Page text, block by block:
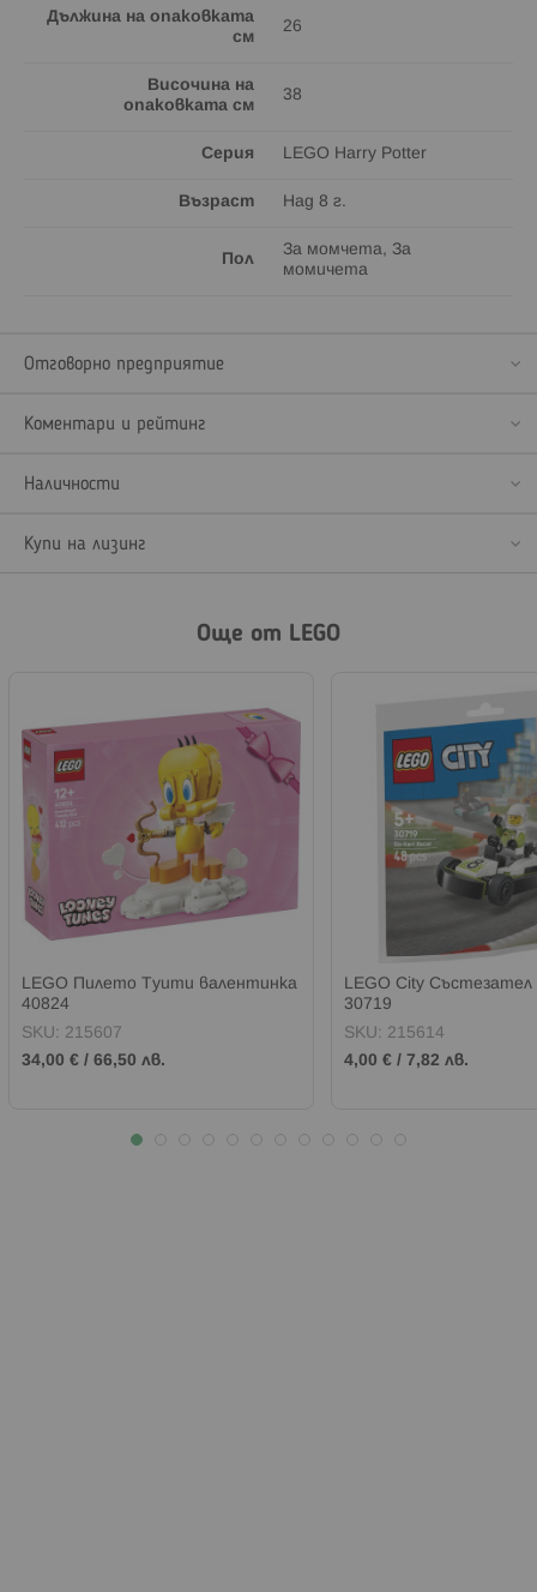
Дължина на опаковката
см
26
Височина на
опаковката см
38
Серия LEGO Harry Potter
Възраст Над 8 г.
Пол
За момчета, За
момичета
Отговорно предприятие
Коментари и рейтинг
Наличности
Купи на лизинг
Още от LEGO
LEGO Пилето Туити валентинка
40824
SKU: 215607
34,00 € / 66,50 лв.
LEGO City Състезател
30719
SKU: 215614
4,00 € / 7,82 лв.